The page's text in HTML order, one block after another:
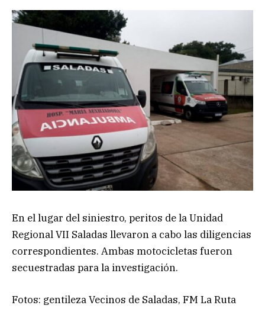
En el lugar del siniestro, peritos de la Unidad
Regional VII Saladas llevaron a cabo las diligencias
correspondientes. Ambas motocicletas fueron
secuestradas para la investigación.
Fotos: gentileza Vecinos de Saladas, FM La Ruta